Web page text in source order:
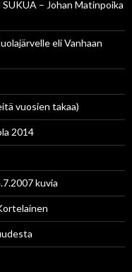
– Johan Matinpoika
eli Vanhaan
vuosien takaa)
2014
kuvia